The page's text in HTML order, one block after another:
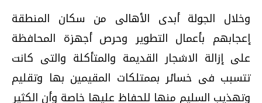
وخلال الجولة أبدى الأهالى من سكان المنطقة
إعجابهم بأعمال التطوير وحرص أجهزة المحافظة
على إزالة الاشجار القديمة والمتأكلة والتى كانت
تتسبب فى خسائر بممتلكات المقيمين بها وتقليم
وتهذيب السليم منها للحفاظ عليها خاصة وأن الكثير